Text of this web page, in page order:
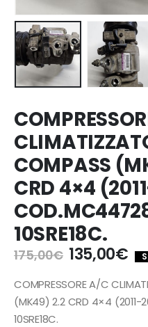
COMPASS
CRD 4×4
10SRE18C.
175,00€ Il
prezzo
originale
era:
175,00€.
135,00€Il
è:
COMPRESSORE A/C
(MK49) 2.2 CRD 4×4
10SRE18C.